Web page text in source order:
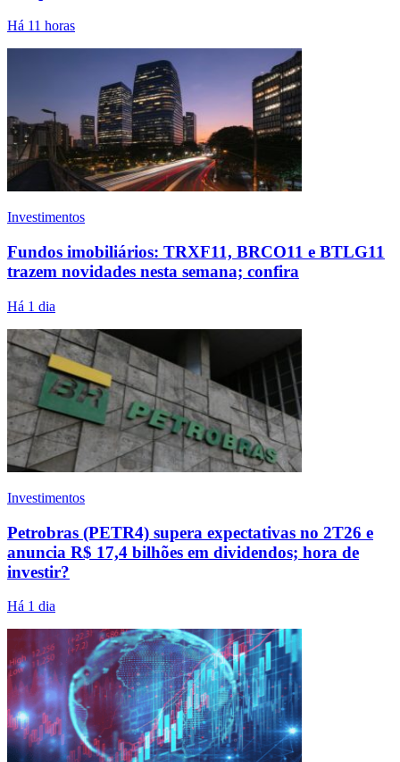
Há 11 horas
Investimentos
Fundos imobiliários: TRXF11, BRCO11 e BTLG11
trazem novidades nesta semana; confira
Há 1 dia
Investimentos
Petrobras (PETR4) supera expectativas no 2T26 e
anuncia R$ 17,4 bilhões em dividendos; hora de
investir?
Há 1 dia